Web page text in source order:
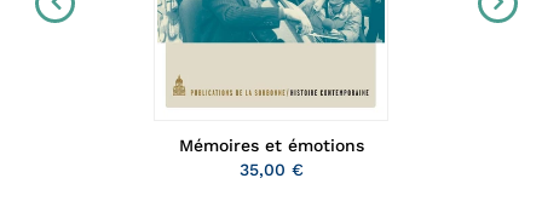
Mémoires et émotions
35,00 €